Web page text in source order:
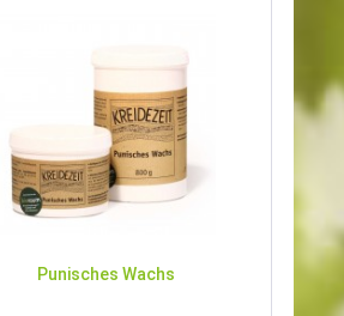
Punisches Wachs